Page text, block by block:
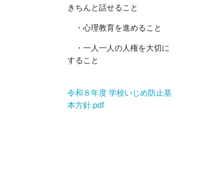
きちんと話せること
・心理教育を進めること
・一人一人の人権を大切に
すること
令和８年度 学校いじめ防止基
本方針.pdf